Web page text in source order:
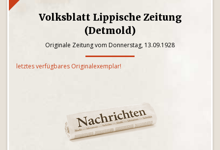
Volksblatt Lippische Zeitung
(Detmold)
Originale Zeitung vom Donnerstag, 13.09.1928
letztes verfügbares Originalexemplar!